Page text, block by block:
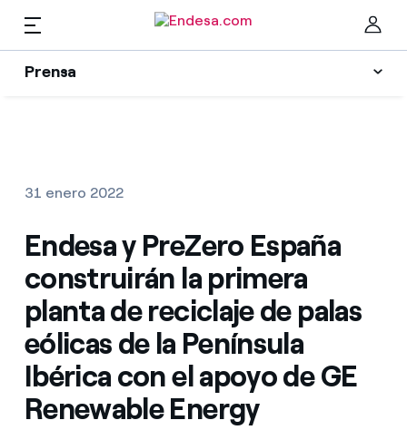
Prensa
Prensa
Encuentra la tarifa que más te conviene
Compara nuestras tarifas de empresa y ahorra
Por cada kWh que ahorres, te descontamos otro
¿Cómo ver mis facturas de Endesa?
Recursos
Colecciones
Contactos prensa
La cara e
31 enero 2022
Endesa y PreZero España
construirán la primera
planta de reciclaje de palas
eólicas de la Península
Ibérica con el apoyo de GE
Renewable Energy